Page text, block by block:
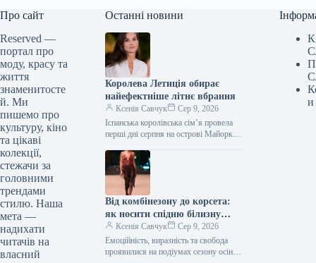
Про сайт
Reserved —
портал про
моду, красу та
життя
знаменитосте
й. Ми
пишемо про
культуру, кіно
та цікаві
колекції,
стежачи за
головними
трендами
стилю. Наша
мета —
надихати
читачів на
власний
Останні новини
Королева Летиція обирає
найефектніше літнє вбрання
Ксенія Савчук
Сер 9, 2026
Іспанська королівська сім’я провела
перші дні серпня на острові Майорка.
королева Летиція продемонструвала
елегантну…
Від комбінезону до корсета:
як носити спідню білизну
восени 2026 року, за версією
подіумів
Ксенія Савчук
Сер 9, 2026
Емоційність, виразність та свобода
проявилися на подіумах сезону осінь-
и